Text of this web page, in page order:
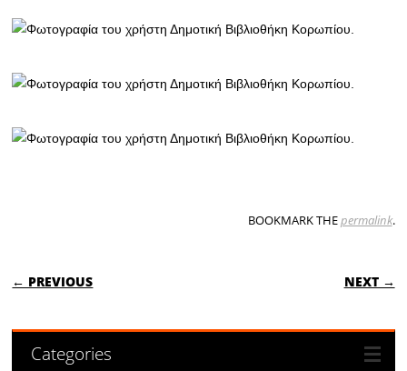
BOOKMARK THEpermalink.
POST NAVIGATION
← PREVIOUS NEXT →
Categories